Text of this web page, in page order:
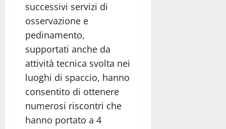
successivi servizi di
osservazione e
pedinamento,
supportati anche da
attività tecnica svolta nei
luoghi di spaccio, hanno
consentito di ottenere
numerosi riscontri che
hanno portato a 4